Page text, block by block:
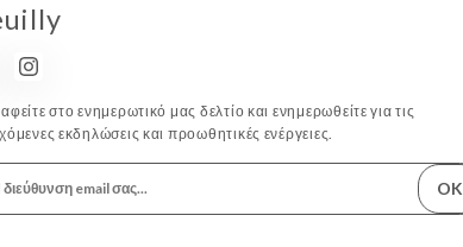
στο ενημερωτικό μας δελτίο και ενημερωθείτε για τις
εκδηλώσεις και προωθητικές ενέργειες.
OK